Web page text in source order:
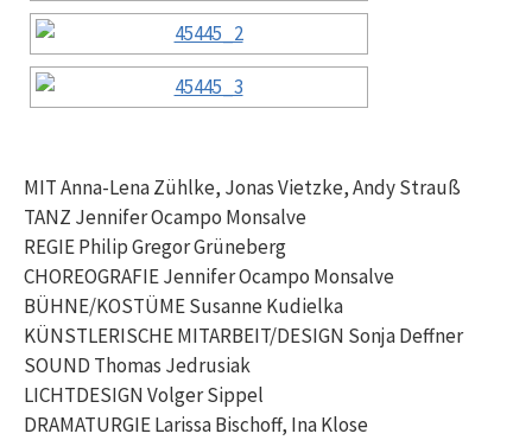
MIT Anna-Lena Zühlke, Jonas Vietzke, Andy Strauß
TANZ Jennifer Ocampo Monsalve
REGIE Philip Gregor Grüneberg
CHOREOGRAFIE Jennifer Ocampo Monsalve
BÜHNE/KOSTÜME Susanne Kudielka
KÜNSTLERISCHE MITARBEIT/DESIGN Sonja Deffner
SOUND Thomas Jedrusiak
LICHTDESIGN Volger Sippel
DRAMATURGIE Larissa Bischoff, Ina Klose